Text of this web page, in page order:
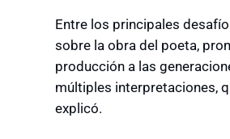
Entre los principales
sobre la obra del poeta,
producción a las
múltiples interpretaciones,
explicó.